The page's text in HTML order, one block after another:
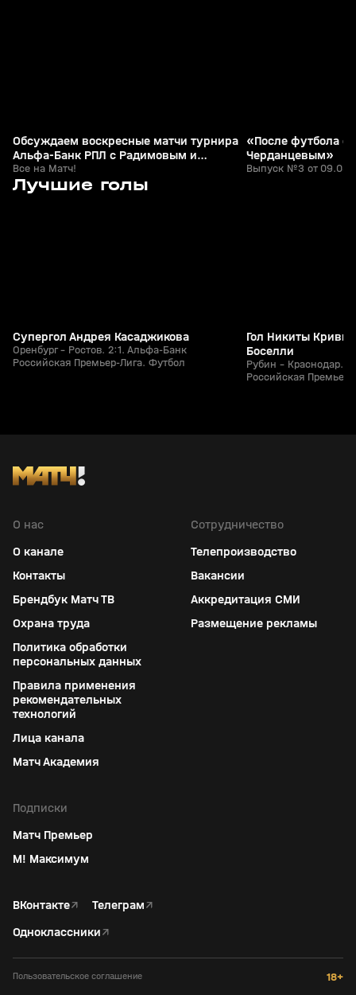
Обсуждаем воскресные матчи турнира
Альфа-Банк РПЛ с Радимовым и
Гасилиным
Все на Матч!
«После футбола с
Черданцевым»
Выпуск №3 от
Лучшие голы
26 июл, 21:49
Супергол Андрея Касаджикова
Оренбург - Ростов. 2:1. Альфа-Банк
Российская Премьер-Лига. Футбол
26 июл, 21:15
Гол Никиты
Боселли
Рубин - Краснодар.
Российская
О нас
О канале
Контакты
Брендбук Матч ТВ
Охрана труда
Политика обработки
персональных данных
Правила применения
рекомендательных
технологий
Лица канала
Матч Академия
Сотрудничество
Телепроизводство
Вакансии
Аккредитация СМИ
Размещение рекламы
Подписки
Матч Премьер
М! Максимум
ВКонтакте↗ Телеграм↗
Одноклассники↗
Пользовательское соглашение 18+